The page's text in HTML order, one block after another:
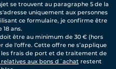
se trouvent au paragraphe 5 de la
uniquement aux personnes
ce formulaire, je confirme être
18 ans.
être au minimum de 30 € (hors
de l'offre. Cette offre ne s’applique
les frais de port et de traitement de
aux bons d´achatrestent